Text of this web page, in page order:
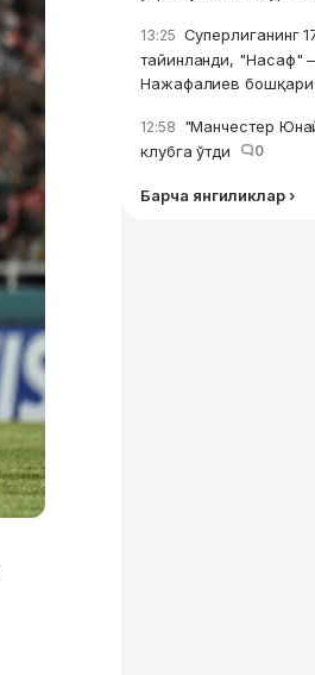
13:25 Суперлиганинг
тайинланди, "Насаф"
Нажафалиев
12:58 "Манчестер
клубга ўтди
0
Барча янгиликлар ›